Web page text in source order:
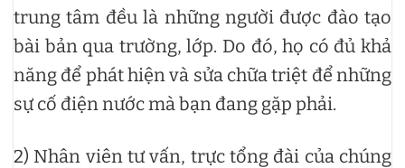
trung tâm đều là những người được đào tạo
bài bản qua trường, lớp. Do đó, họ có đủ khả
năng để phát hiện và sửa chữa triệt để những
sự cố điện nước mà bạn đang gặp phải.
2) Nhân viên tư vấn, trực tổng đài của chúng